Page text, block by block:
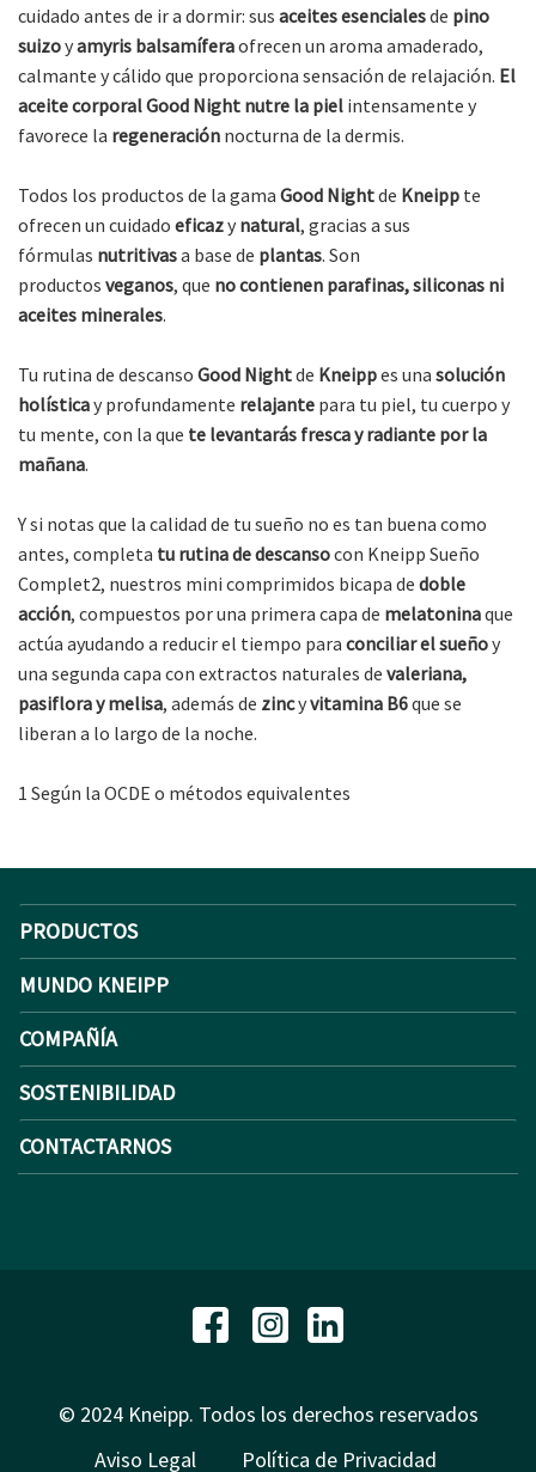
cuidado antes de ir a dormir: sus aceites esencialesde pino
suizoyamyris balsamíferaofrecen un aroma amaderado,
calmante y cálido que proporciona sensación de relajación. El
aceite corporal Good Night nutre la piel intensamente y
favorece la regeneración nocturna de la dermis.
Todos los productos de la gama Good Nightde Kneipp te
ofrecen un cuidado eficazy natural, gracias a sus
fórmulas nutritivasa base de plantas. Son
productos veganos, que no contienen parafinas, siliconas ni
aceites minerales.
Tu rutina de descanso Good Nightde Kneippes una solución
holísticay profundamente relajante para tu piel, tu cuerpo y
tu mente, con la que te levantarás fresca y radiante por la
mañana.
Y si notas que la calidad de tu sueño no es tan buena como
antes, completa tu rutina de descansocon Kneipp Sueño
Complet2, nuestros mini comprimidos bicapa de doble
acción, compuestos por una primera capa de melatoninaque
actúa ayudando a reducir el tiempo para conciliar el sueñoy
una segunda capa con extractos naturales de valeriana,
pasiflora y melisa, además de zincyvitamina B6que se
liberan a lo largo de la noche.
1 Según la OCDE o métodos equivalentes
PRODUCTOS
MUNDO KNEIPP
COMPAÑÍA
SOSTENIBILIDAD
CONTACTARNOS
© 2024 Kneipp. Todos los derechos reservados
Aviso Legal
Política de Privacidad